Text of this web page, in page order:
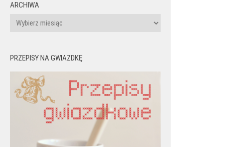
ARCHIWA
Archiwa
PRZEPISY NA GWIAZDKĘ